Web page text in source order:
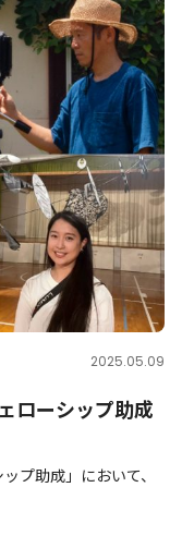
2025.05.09
ローシップ助成
プ助成」において、